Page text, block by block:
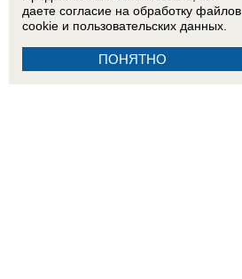
даете согласие на обработку файлов
cookie и пользовательских данных.
ПОНЯТНО